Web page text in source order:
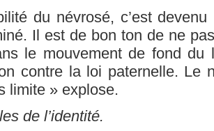
du névrosé, c’est
Il est de bon ton de ne
le mouvement de fond du
contre la loi paternelle. Le
limite » explose.
de l’identité.